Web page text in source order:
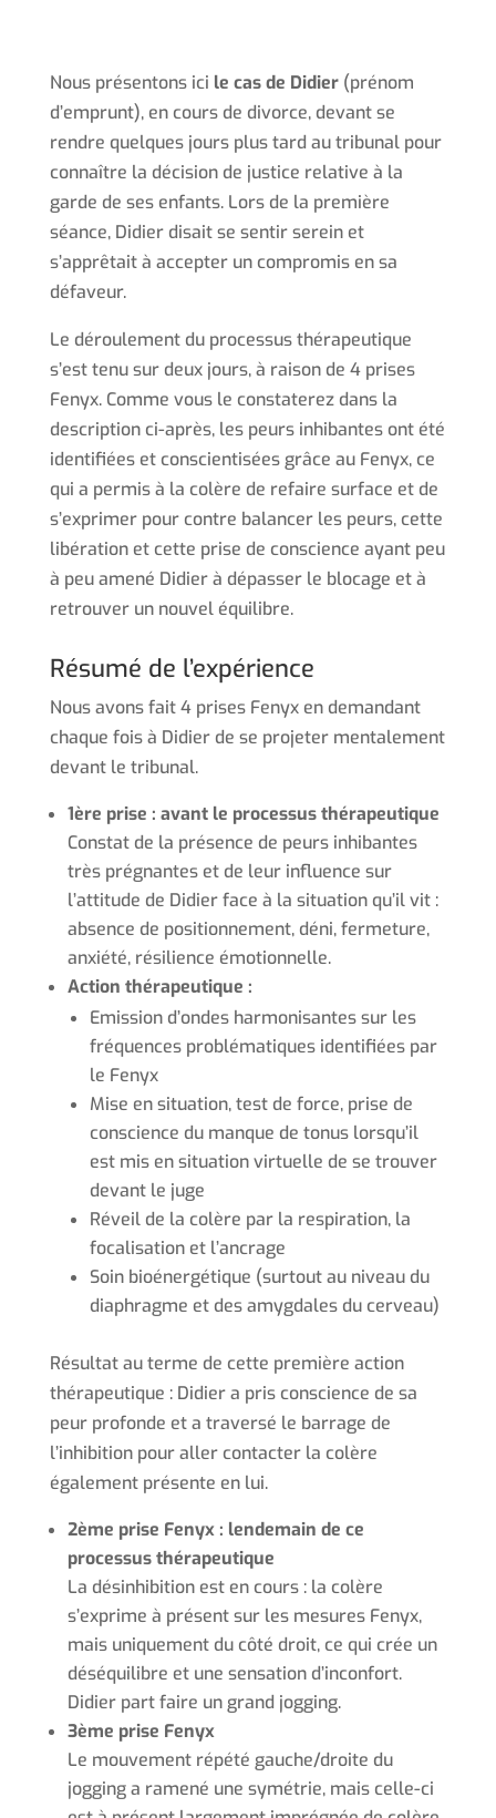
Nous présentons ici le cas de Didier (prénom
d’emprunt), en cours de divorce, devant se
rendre quelques jours plus tard au tribunal pour
connaître la décision de justice relative à la
garde de ses enfants. Lors de la première
séance, Didier disait se sentir serein et
s’apprêtait à accepter un compromis en sa
défaveur.
Le déroulement du processus thérapeutique
s’est tenu sur deux jours, à raison de 4 prises
Fenyx. Comme vous le constaterez dans la
description ci-après, les peurs inhibantes ont été
identifiées et conscientisées grâce au Fenyx, ce
qui a permis à la colère de refaire surface et de
s’exprimer pour contre balancer les peurs, cette
libération et cette prise de conscience ayant peu
à peu amené Didier à dépasser le blocage et à
retrouver un nouvel équilibre.
Résumé de l’expérience
Nous avons fait 4 prises Fenyx en demandant
chaque fois à Didier de se projeter mentalement
devant le tribunal.
1ère prise : avant le processus thérapeutique
Constat de la présence de peurs inhibantes
très prégnantes et de leur influence sur
l’attitude de Didier face à la situation qu’il vit :
absence de positionnement, déni, fermeture,
anxiété, résilience émotionnelle.
Action thérapeutique :
Emission d’ondes harmonisantes sur les
fréquences problématiques identifiées par
le Fenyx
Mise en situation, test de force, prise de
conscience du manque de tonus lorsqu’il
est mis en situation virtuelle de se trouver
devant le juge
Réveil de la colère par la respiration, la
focalisation et l’ancrage
Soin bioénergétique (surtout au niveau du
diaphragme et des amygdales du cerveau)
Résultat au terme de cette première action
thérapeutique : Didier a pris conscience de sa
peur profonde et a traversé le barrage de
l’inhibition pour aller contacter la colère
également présente en lui.
2ème prise Fenyx : lendemain de ce
processus thérapeutique
La désinhibition est en cours : la colère
s’exprime à présent sur les mesures Fenyx,
mais uniquement du côté droit, ce qui crée un
déséquilibre et une sensation d’inconfort.
Didier part faire un grand jogging.
3ème prise Fenyx
Le mouvement répété gauche/droite du
jogging a ramené une symétrie, mais celle-ci